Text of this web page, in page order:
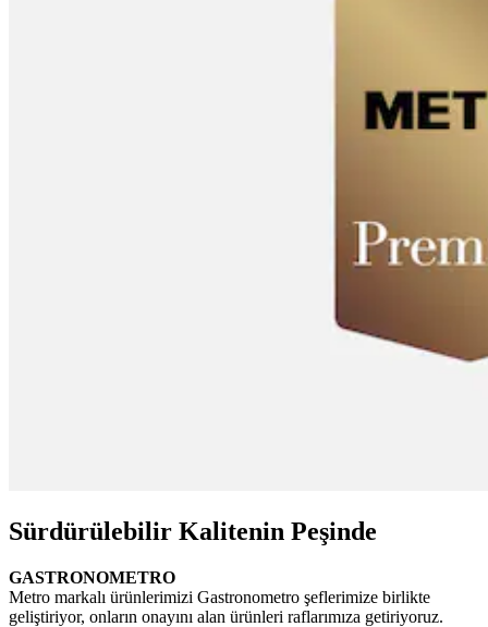
Sürdürülebilir Kalitenin Peşinde
GASTRONOMETRO
Metro markalı ürünlerimizi Gastronometro şeflerimize birlikte
geliştiriyor, onların onayını alan ürünleri raflarımıza getiriyoruz.